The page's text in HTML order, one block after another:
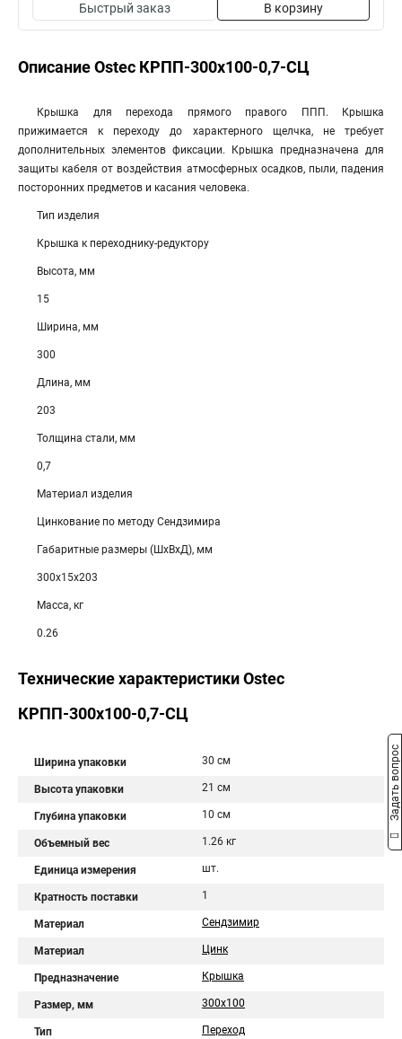
Быстрый заказ В корзину
Описание Ostec КРПП-300х100-0,7-СЦ
Крышка для перехода прямого правого ППП. Крышка
прижимается к переходу до характерного щелчка, не требует
дополнительных элементов фиксации. Крышка предназначена для
защиты кабеля от воздействия атмосферных осадков, пыли, падения
посторонних предметов и касания человека.
Тип изделия
Крышка к переходнику-редуктору
Высота, мм
15
Ширина, мм
300
Длина, мм
203
Толщина стали, мм
0,7
Материал изделия
Цинкование по методу Сендзимира
Габаритные размеры (ШхВхД), мм
300х15х203
Масса, кг
0.26
Технические характеристики Ostec
КРПП-300х100-0,7-СЦ
Ширина упаковки 30 см
Высота упаковки 21 см
Глубина упаковки 10 см
Объемный вес 1.26 кг
Единица измерения шт.
Кратность поставки 1
Материал Сендзимир
Материал Цинк
Предназначение Крышка
Размер, мм 300х100
Тип Переход
Задать вопрос